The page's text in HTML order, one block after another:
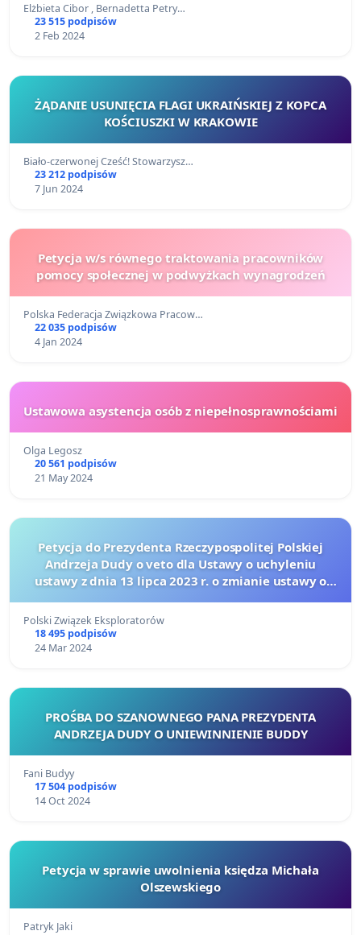
Elżbieta Cibor , Bernadetta Petry…
23 515 podpisów
2 Feb 2024
ŻĄDANIE USUNIĘCIA FLAGI UKRAIŃSKIEJ Z KOPCA
KOŚCIUSZKI W KRAKOWIE
Biało-czerwonej Cześć! Stowarzysz…
23 212 podpisów
7 Jun 2024
Petycja w/s równego traktowania pracowników
pomocy społecznej w podwyżkach wynagrodzeń
Polska Federacja Związkowa Pracow…
22 035 podpisów
4 Jan 2024
Ustawowa asystencja osób z niepełnosprawnościami
Olga Legosz
20 561 podpisów
21 May 2024
Petycja do Prezydenta Rzeczypospolitej Polskiej
Andrzeja Dudy o veto dla Ustawy o uchyleniu
ustawy z dnia 13 lipca 2023 r. o zmianie ustawy o
Polski Związek Eksploratorów
18 495 podpisów
24 Mar 2024
PROŚBA DO SZANOWNEGO PANA PREZYDENTA
ANDRZEJA DUDY O UNIEWINNIENIE BUDDY
Fani Budyy
17 504 podpisów
14 Oct 2024
Petycja w sprawie uwolnienia księdza Michała
Olszewskiego
Patryk Jaki